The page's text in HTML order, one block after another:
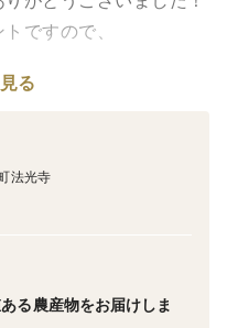
ですので、
おります。
により発送日は前後い
る
法光寺
る農産物をお届けしま